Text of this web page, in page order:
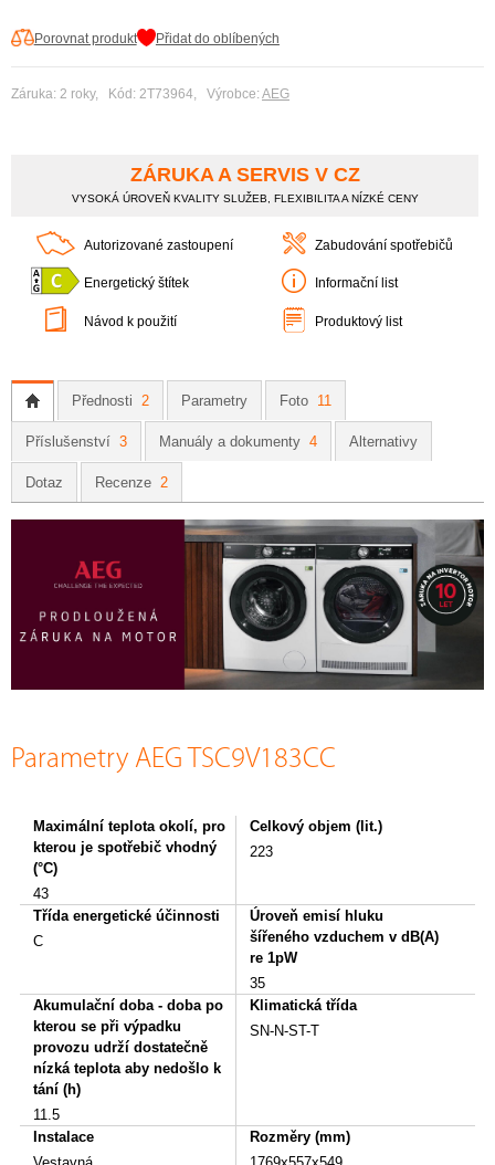
Porovnat produkt Přidat do oblíbených
Záruka: 2 roky, Kód: 2T73964, Výrobce: AEG
ZÁRUKA A SERVIS V CZ
VYSOKÁ ÚROVEŇ KVALITY SLUŽEB, FLEXIBILITA A NÍZKÉ CENY
Autorizované zastoupení Zabudování spotřebičů
Energetický štítek Informační list
Návod k použití Produktový list
Přednosti 2 Parametry Foto 11
Příslušenství 3 Manuály a dokumenty 4 Alternativy
Dotaz Recenze 2
Parametry AEG TSC9V183CC
Maximální teplota okolí, pro
kterou je spotřebič vhodný
(°C)
43
Celkový objem (lit.)
223
Třída energetické účinnosti
C
Úroveň emisí hluku
šířeného vzduchem v dB(A)
re 1pW
35
Akumulační doba - doba po
kterou se při výpadku
provozu udrží dostatečně
nízká teplota aby nedošlo k
tání (h)
11.5
Klimatická třída
SN-N-ST-T
Instalace
Rozměry (mm)